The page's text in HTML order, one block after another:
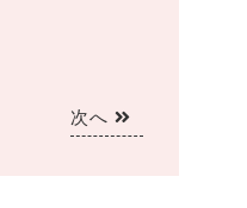
次へ